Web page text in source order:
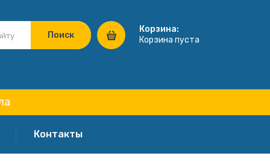
Корзина:
Корзина пуста
Контакты